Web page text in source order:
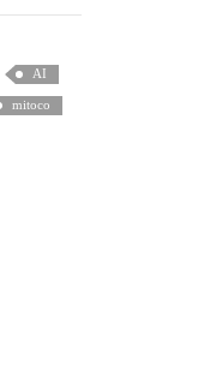
AI
mitoco